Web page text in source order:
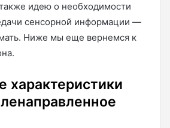
идею о необходимости
сенсорной информации —
Ниже мы еще вернемся к
характеристики